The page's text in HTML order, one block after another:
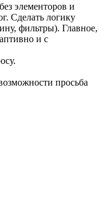
элементоров и
Сделать логику
фильтры). Главное,
и с
просьба